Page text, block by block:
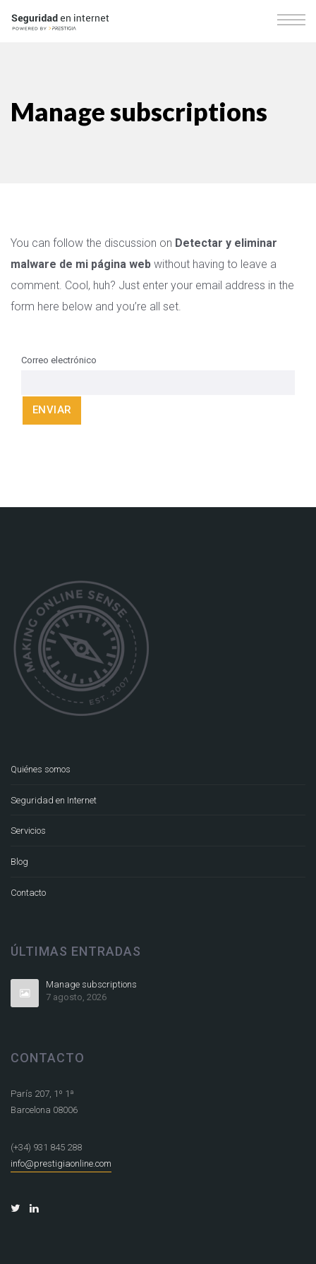
Manage subscriptions
You can follow the discussion on Detectar y eliminar
malware de mi página web without having to leave a
comment. Cool, huh? Just enter your email address in the
form here below and you’re all set.
Correo electrónico
Quiénes somos
Seguridad en Internet
Servicios
Blog
Contacto
ÚLTIMAS ENTRADAS
Manage subscriptions
7 agosto, 2026
CONTACTO
París 207, 1º 1ª
Barcelona 08006
(+34) 931 845 288
info@prestigiaonline.com